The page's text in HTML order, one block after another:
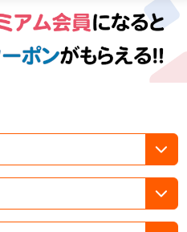
電子書籍